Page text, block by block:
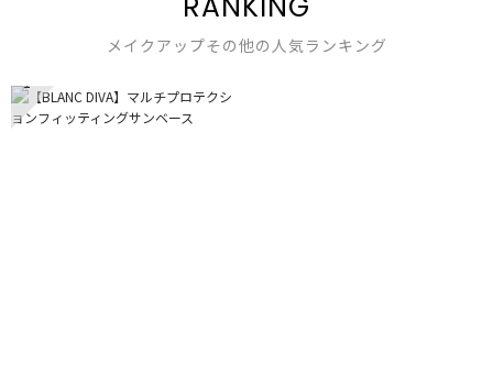
メイクアップその他の人気ランキング
1